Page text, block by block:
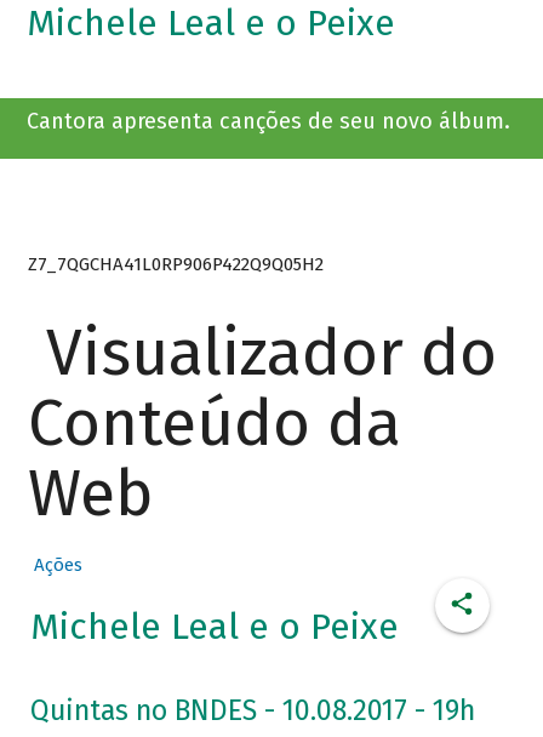
Michele Leal e o Peixe
Cantora apresenta canções de seu novo álbum.
Z7_7QGCHA41L0RP906P422Q9Q05H2
Visualizador do
Conteúdo da
Web
Ações
Michele Leal e o Peixe
Quintas no BNDES - 10.08.2017 - 19h